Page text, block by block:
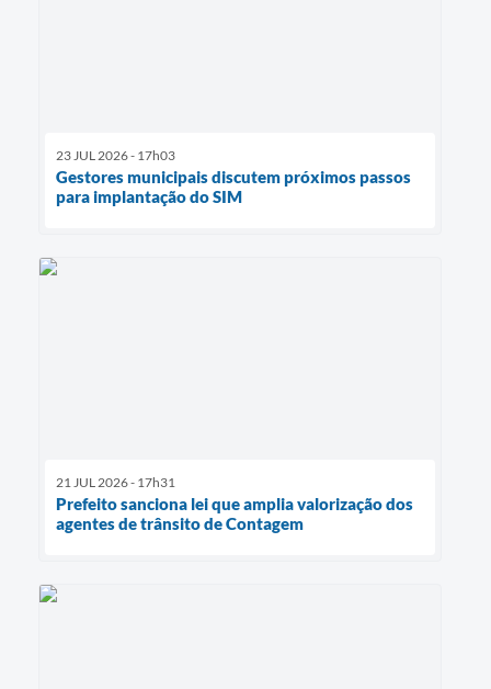
23 JUL 2026 - 17h03
Gestores municipais discutem próximos passos
para implantação do SIM
21 JUL 2026 - 17h31
Prefeito sanciona lei que amplia valorização dos
agentes de trânsito de Contagem